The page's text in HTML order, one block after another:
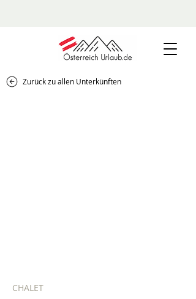
Zurück zu allen Unterkünften
CHALET